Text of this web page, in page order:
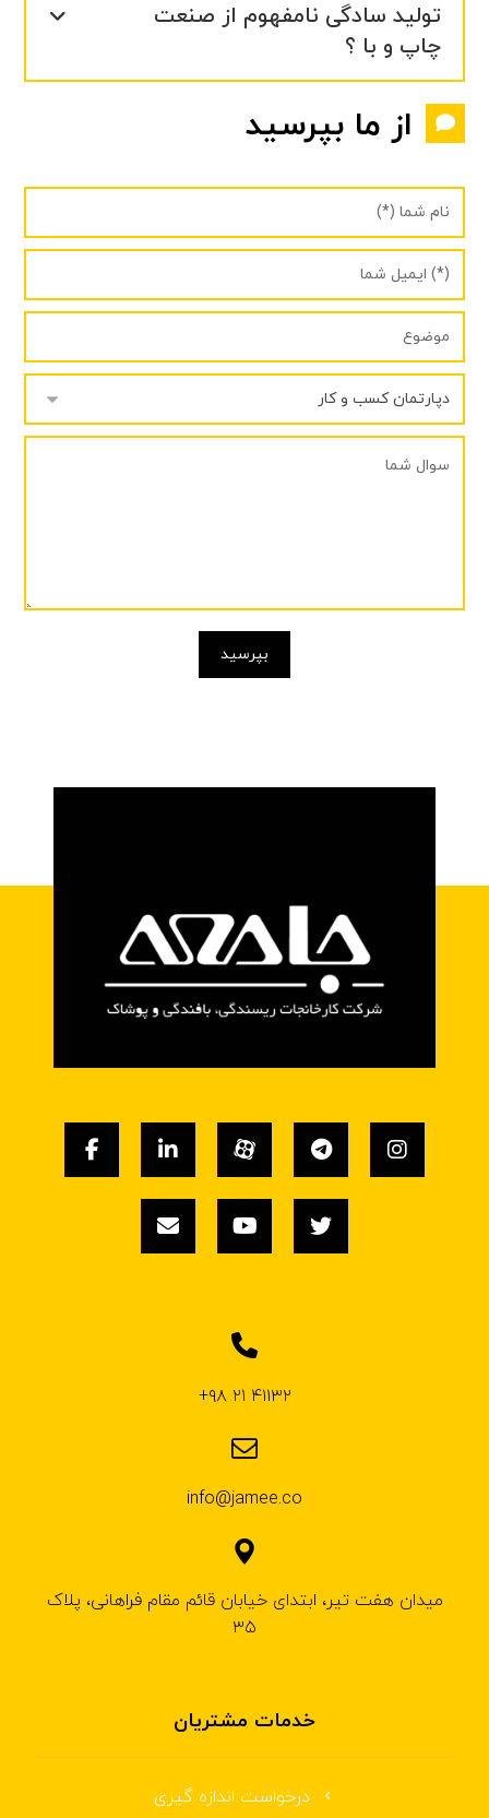
تولید سادگی نامفهوم از صنعت
چاپ و با ؟
از ما بپرسید
بپرسید
۴۱۱۳۲ ۲۱ ۹۸+
info@jamee.co
میدان هفت تیر، ابتدای خیابان قائم مقام فراهانی، پلاک
۳۵
خدمات مشتریان
درخواست اندازه گیری